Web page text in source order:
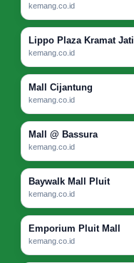
kemang.co.id
Lippo Plaza Kramat Jati
kemang.co.id
Mall Cijantung
kemang.co.id
Mall @ Bassura
kemang.co.id
Baywalk Mall Pluit
kemang.co.id
Emporium Pluit Mall
kemang.co.id